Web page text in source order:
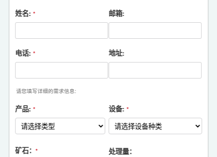
姓名: * 邮箱:
电话: * 地址:
请您填写详细的需求信息:
产品: * 设备: *
矿石： * 处理量：